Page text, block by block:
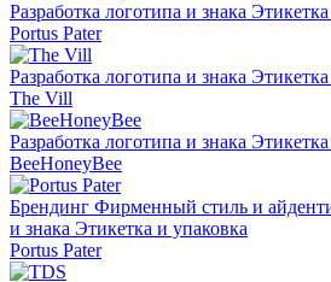
Разработка логотипа и знака
Portus Pater
Разработка логотипа и знака
The Vill
Разработка логотипа и знака
BeeHoneyBee
Брендинг Фирменный стиль и
и знака Этикетка и упаковка
Portus Pater